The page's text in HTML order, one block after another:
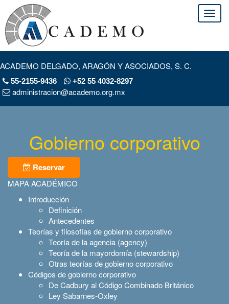
ACADEMO DELGADO, ARAGÓN Y ASOCIADOS, S. C.
55-2155-9436 +52 55 4032-8297
administracion@academo.org.mx
Gobierno corporativo
Reservar
MAPA ACADÉMICO
Introducción
Definición
Antecedentes
Teorías y filosofías de gobierno corporativo
Teoría de la agencia (agency)
Teoría de la mayordomía (stewardship)
Otras teorías de gobierno corporativo
Códigos de gobierno corporativo
De Cadbury al Código Combinado Británico
Ley Sabarnes-Oxley